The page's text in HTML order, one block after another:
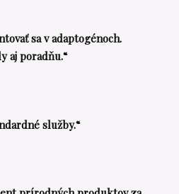
sa v adaptogénoch.
aj poradňu.“
služby.“